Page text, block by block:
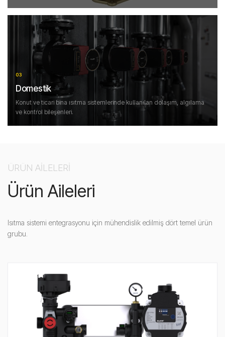
03
Domestik
Konut ve ticari bina ısıtma sistemlerinde kullanılan dolaşım, algılama
ve kontrol bileşenleri.
ÜRÜN AİLELERİ
Ürün Aileleri
Isıtma sistemi entegrasyonu için mühendislik edilmiş dört temel ürün
grubu.